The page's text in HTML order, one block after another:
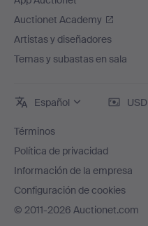
Auctionet Academy
Artistas y diseñadores
Temas y subastas en sala
Español USD
Términos
Política de privacidad
Información de la empresa
Configuración de cookies
© 2011-2026 Auctionet.com